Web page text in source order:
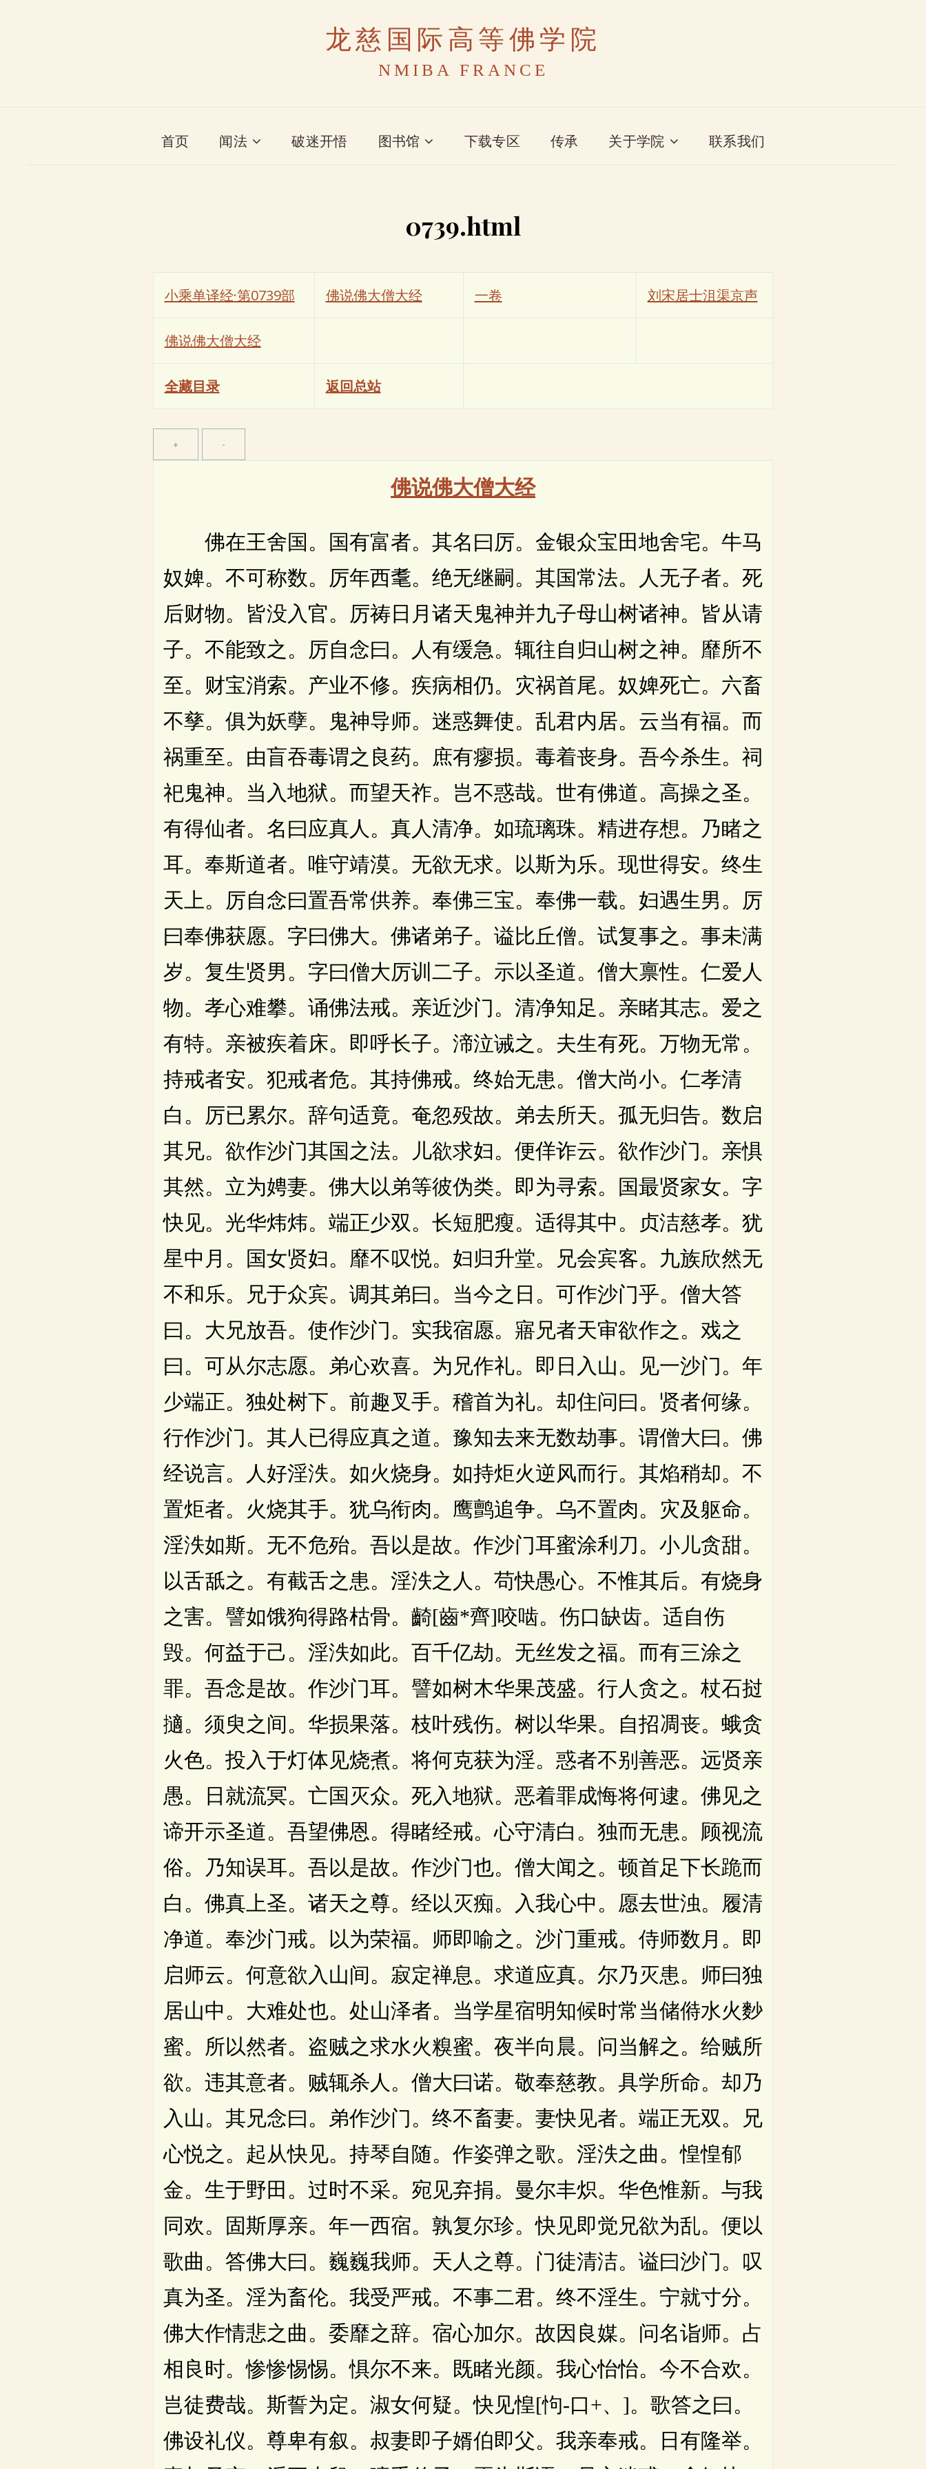
龙慈国际高等佛学院
NMIBA FRANCE
首页 闻法 破迷开悟 图书馆 下载专区 传承 关于学院 联系我们
0739.html
小乘单译经·第0739部 佛说佛大僧大经 一卷 刘宋居士沮渠京声
佛说佛大僧大经
全藏目录 返回总站
佛说佛大僧大经
佛在王舍国。国有富者。其名曰厉。金银众宝田地舍宅。牛马
奴婢。不可称数。厉年西耄。绝无继嗣。其国常法。人无子者。死
后财物。皆没入官。厉祷日月诸天鬼神并九子母山树诸神。皆从请
子。不能致之。厉自念曰。人有缓急。辄往自归山树之神。靡所不
至。财宝消索。产业不修。疾病相仍。灾祸首尾。奴婢死亡。六畜
不孳。俱为妖孽。鬼神导师。迷惑舞使。乱君内居。云当有福。而
祸重至。由盲吞毒谓之良药。庶有瘳损。毒着丧身。吾今杀生。祠
祀鬼神。当入地狱。而望天祚。岂不惑哉。世有佛道。高操之圣。
有得仙者。名曰应真人。真人清净。如琉璃珠。精进存想。乃睹之
耳。奉斯道者。唯守靖漠。无欲无求。以斯为乐。现世得安。终生
天上。厉自念曰置吾常供养。奉佛三宝。奉佛一载。妇遇生男。厉
曰奉佛获愿。字曰佛大。佛诸弟子。谥比丘僧。试复事之。事未满
岁。复生贤男。字曰僧大厉训二子。示以圣道。僧大禀性。仁爱人
物。孝心难攀。诵佛法戒。亲近沙门。清净知足。亲睹其志。爱之
有特。亲被疾着床。即呼长子。渧泣诫之。夫生有死。万物无常。
持戒者安。犯戒者危。其持佛戒。终始无患。僧大尚小。仁孝清
白。厉已累尔。辞句适竟。奄忽殁故。弟去所天。孤无归告。数启
其兄。欲作沙门其国之法。儿欲求妇。便佯诈云。欲作沙门。亲惧
其然。立为娉妻。佛大以弟等彼伪类。即为寻索。国最贤家女。字
快见。光华炜炜。端正少双。长短肥瘦。适得其中。贞洁慈孝。犹
星中月。国女贤妇。靡不叹悦。妇归升堂。兄会宾客。九族欣然无
不和乐。兄于众宾。调其弟曰。当今之日。可作沙门乎。僧大答
曰。大兄放吾。使作沙门。实我宿愿。寤兄者天审欲作之。戏之
曰。可从尔志愿。弟心欢喜。为兄作礼。即日入山。见一沙门。年
少端正。独处树下。前趣叉手。稽首为礼。却住问曰。贤者何缘。
行作沙门。其人已得应真之道。豫知去来无数劫事。谓僧大曰。佛
经说言。人好淫泆。如火烧身。如持炬火逆风而行。其焰稍却。不
置炬者。火烧其手。犹乌衔肉。鹰鹯追争。乌不置肉。灾及躯命。
淫泆如斯。无不危殆。吾以是故。作沙门耳蜜涂利刀。小儿贪甜。
以舌舐之。有截舌之患。淫泆之人。苟快愚心。不惟其后。有烧身
之害。譬如饿狗得路枯骨。齮[齒*齊]咬啮。伤口缺齿。适自伤
毁。何益于己。淫泆如此。百千亿劫。无丝发之福。而有三涂之
罪。吾念是故。作沙门耳。譬如树木华果茂盛。行人贪之。杖石挝
擿。须臾之间。华损果落。枝叶残伤。树以华果。自招凋丧。蛾贪
火色。投入于灯体见烧煮。将何克获为淫。惑者不别善恶。远贤亲
愚。日就流冥。亡国灭众。死入地狱。恶着罪成悔将何逮。佛见之
谛开示圣道。吾望佛恩。得睹经戒。心守清白。独而无患。顾视流
俗。乃知误耳。吾以是故。作沙门也。僧大闻之。顿首足下长跪而
白。佛真上圣。诸天之尊。经以灭痴。入我心中。愿去世浊。履清
净道。奉沙门戒。以为荣福。师即喻之。沙门重戒。侍师数月。即
启师云。何意欲入山间。寂定禅息。求道应真。尔乃灭患。师曰独
居山中。大难处也。处山泽者。当学星宿明知候时常当储偫水火麨
蜜。所以然者。盗贼之求水火糗蜜。夜半向晨。问当解之。给贼所
欲。违其意者。贼辄杀人。僧大曰诺。敬奉慈教。具学所命。却乃
入山。其兄念曰。弟作沙门。终不畜妻。妻快见者。端正无双。兄
心悦之。起从快见。持琴自随。作姿弹之歌。淫泆之曲。惶惶郁
金。生于野田。过时不采。宛见弃捐。曼尔丰炽。华色惟新。与我
同欢。固斯厚亲。年一西宿。孰复尔珍。快见即觉兄欲为乱。便以
歌曲。答佛大曰。巍巍我师。天人之尊。门徒清洁。谥曰沙门。叹
真为圣。淫为畜伦。我受严戒。不事二君。终不淫生。宁就寸分。
佛大作情悲之曲。委靡之辞。宿心加尔。故因良媒。问名诣师。占
相良时。惨惨惕惕。惧尔不来。既睹光颜。我心怡怡。今不合欢。
岂徒费哉。斯誓为定。淑女何疑。快见惶[怐-口+、]。歌答之曰。
佛设礼仪。尊卑有叙。叔妻即子婿伯即父。我亲奉戒。日有隆举。